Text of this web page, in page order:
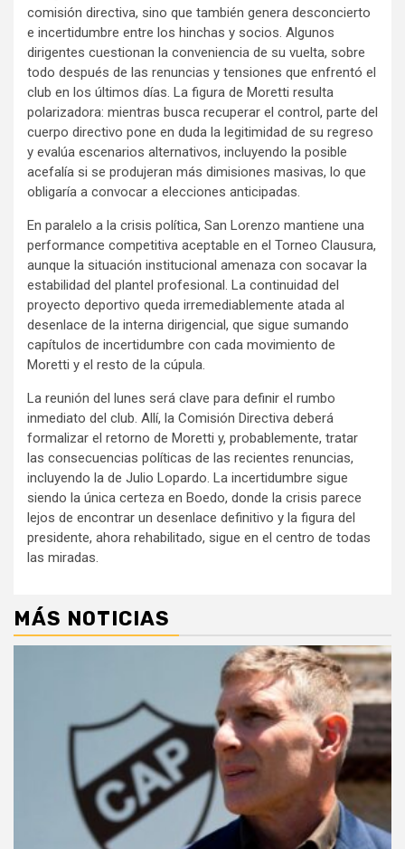
comisión directiva, sino que también genera desconcierto
e incertidumbre entre los hinchas y socios. Algunos
dirigentes cuestionan la conveniencia de su vuelta, sobre
todo después de las renuncias y tensiones que enfrentó el
club en los últimos días. La figura de Moretti resulta
polarizadora: mientras busca recuperar el control, parte del
cuerpo directivo pone en duda la legitimidad de su regreso
y evalúa escenarios alternativos, incluyendo la posible
acefalía si se produjeran más dimisiones masivas, lo que
obligaría a convocar a elecciones anticipadas.
En paralelo a la crisis política, San Lorenzo mantiene una
performance competitiva aceptable en el Torneo Clausura,
aunque la situación institucional amenaza con socavar la
estabilidad del plantel profesional. La continuidad del
proyecto deportivo queda irremediablemente atada al
desenlace de la interna dirigencial, que sigue sumando
capítulos de incertidumbre con cada movimiento de
Moretti y el resto de la cúpula.
La reunión del lunes será clave para definir el rumbo
inmediato del club. Allí, la Comisión Directiva deberá
formalizar el retorno de Moretti y, probablemente, tratar
las consecuencias políticas de las recientes renuncias,
incluyendo la de Julio Lopardo. La incertidumbre sigue
siendo la única certeza en Boedo, donde la crisis parece
lejos de encontrar un desenlace definitivo y la figura del
presidente, ahora rehabilitado, sigue en el centro de todas
las miradas.
MÁS NOTICIAS